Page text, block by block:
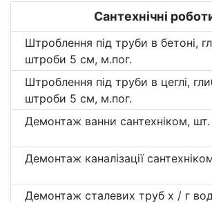
Сантехнічні
Штроблення під труби в бетоні,
штроби 5 см, м.пог.
Штроблення під труби в цеглі,
штроби 5 см, м.пог.
Демонтаж ванни сантехніком, шт.
Демонтаж каналізації
Демонтаж сталевих труб х / г